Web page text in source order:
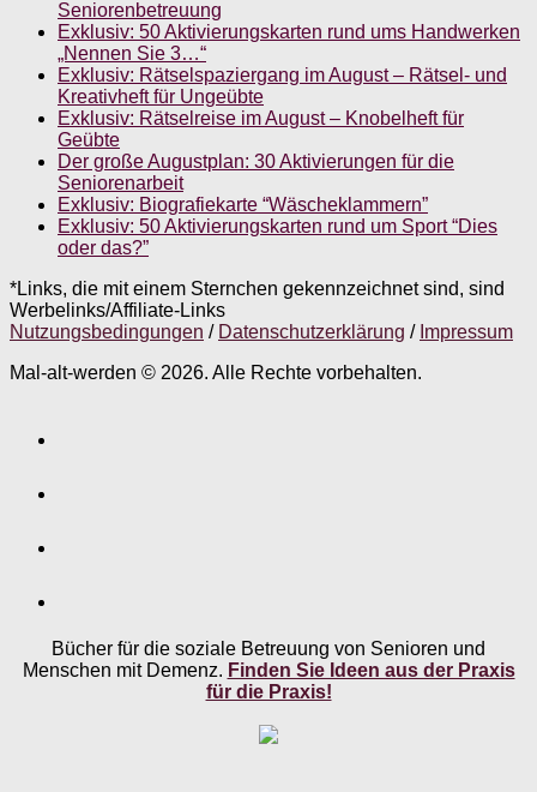
Seniorenbetreuung
Exklusiv: 50 Aktivierungskarten rund ums Handwerken
„Nennen Sie 3…“
Exklusiv: Rätselspaziergang im August – Rätsel- und
Kreativheft für Ungeübte
Exklusiv: Rätselreise im August – Knobelheft für
Geübte
Der große Augustplan: 30 Aktivierungen für die
Seniorenarbeit
Exklusiv: Biografiekarte “Wäscheklammern”
Exklusiv: 50 Aktivierungskarten rund um Sport “Dies
oder das?”
*Links, die mit einem Sternchen gekennzeichnet sind, sind
Werbelinks/Affiliate-Links
Nutzungsbedingungen / Datenschutzerklärung / Impressum
Mal-alt-werden © 2026. Alle Rechte vorbehalten.
Bücher für die soziale Betreuung von Senioren und
Menschen mit Demenz. Finden Sie Ideen aus der Praxis
für die Praxis!